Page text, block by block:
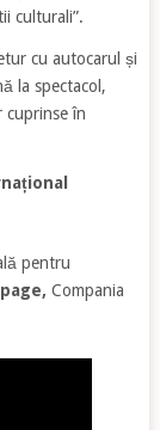
culturali”.
cu autocarul și
la spectacol,
cuprinse în
pentru
Compania